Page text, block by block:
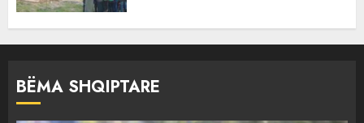
BËMA SHQIPTARE